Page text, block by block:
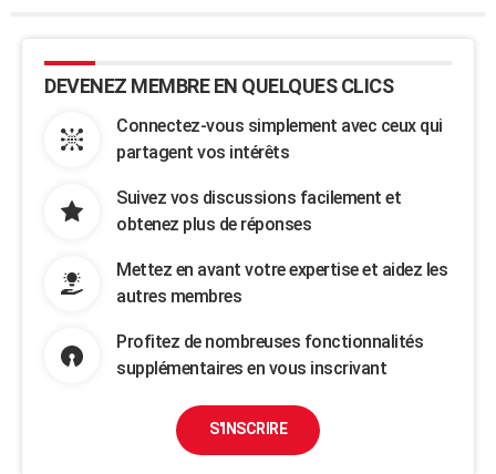
DEVENEZ MEMBRE EN QUELQUES CLICS
Connectez-vous simplement avec ceux qui
partagent vos intérêts
Suivez vos discussions facilement et
obtenez plus de réponses
Mettez en avant votre expertise et aidez les
autres membres
Profitez de nombreuses fonctionnalités
supplémentaires en vous inscrivant
S'INSCRIRE